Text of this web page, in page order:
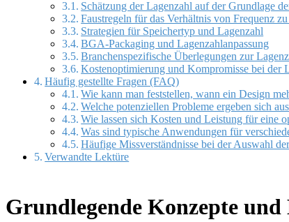
Schätzung der Lagenzahl auf der Grundlage
Faustregeln für das Verhältnis von Frequenz
Strategien für Speichertyp und Lagenzahl
BGA-Packaging und Lagenzahlanpassung
Branchenspezifische Überlegungen zur
Kostenoptimierung und Kompromisse bei der
Häufig gestellte Fragen (FAQ)
Wie kann man feststellen, wann ein Design
Welche potenziellen Probleme ergeben sich
Wie lassen sich Kosten und Leistung für eine
Was sind typische Anwendungen für
Häufige Missverständnisse bei der Auswahl
Verwandte Lektüre
Grundlegende Konzepte